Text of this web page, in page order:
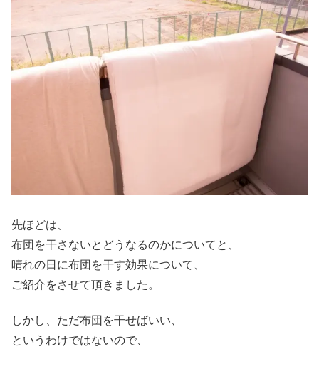
先ほどは、
布団を干さないとどうなるのかについてと、
晴れの日に布団を干す効果について、
ご紹介をさせて頂きました。
しかし、ただ布団を干せばいい、
というわけではないので、